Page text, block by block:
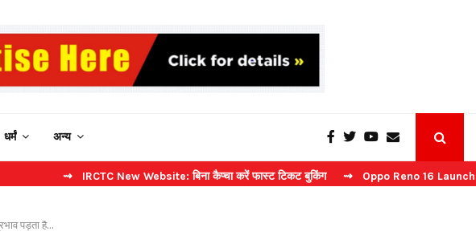
धर्मं अन्य
⇝ IRCTC New Website: बिना कैप्चा करें फास्ट टिकट बुकिंग ⇝ Oppo Reno 16 Launch: 2 जुलाई
पड़ता है…